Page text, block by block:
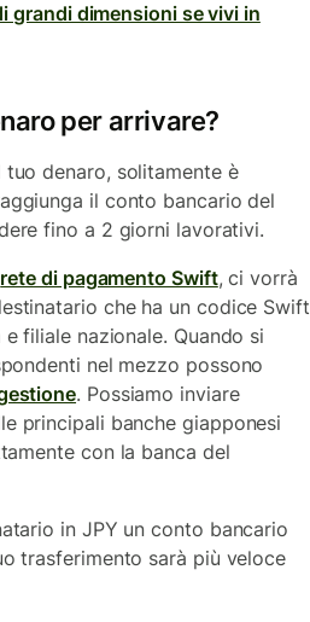
grandi dimensioni se vivi in
per arrivare?
denaro, solitamente è
il conto bancario del
fino a 2 giorni lavorativi.
rete di pagamento Swift, ci vorrà
che ha un codice Swift
filiale nazionale. Quando si
nel mezzo possono
. Possiamo inviare
principali banche giapponesi
con la banca del
in JPY un conto bancario
trasferimento sarà più veloce